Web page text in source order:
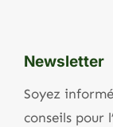
Newsletter
Soyez
conseils pour